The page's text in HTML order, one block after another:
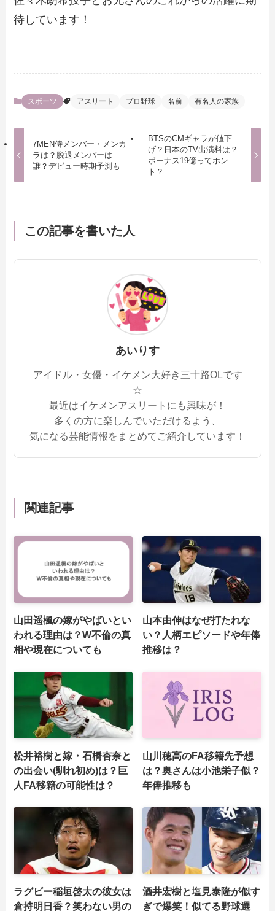
待しています！
スポーツ アスリート プロ野球 名前 有名人の家族
7MEN侍メンバー・メンカ
ラは？脱退メンバーは
誰？デビュー時期予測も
BTSのCMギャラが値下
げ？日本のTV出演料は？
ボーナス19億ってホン
ト？
この記事を書いた人
あいりす
アイドル・女優・イケメン大好き三十路OLです
☆
最近はイケメンアスリートにも興味が！
多くの方に楽しんでいただけるよう、
気になる芸能情報をまとめてご紹介しています！
関連記事
山田遥楓の嫁がやばいとい
われる理由は？W不倫の真
相や現在についても
山本由伸はなぜ打たれな
い？人柄エピソードや年俸
推移は？
松井裕樹と嫁・石橋杏奈と
の出会い(馴れ初め)は？巨
人FA移籍の可能性は？
山川穂高のFA移籍先予想
は？奥さんは小池栄子似？
年俸推移も
ラグビー稲垣啓太の彼女は
倉持明日香？笑わない男の
酒井宏樹と塩見泰隆が似す
ぎで爆笑！似てる野球選